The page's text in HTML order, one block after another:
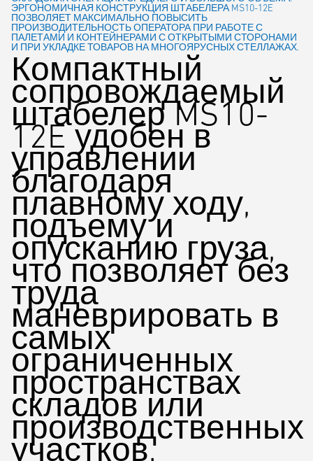
ЭРГОНОМИЧНАЯ КОНСТРУКЦИЯ ШТАБЕЛЕРА MS10-12E
ПОЗВОЛЯЕТ МАКСИМАЛЬНО ПОВЫСИТЬ
ПРОИЗВОДИТЕЛЬНОСТЬ ОПЕРАТОРА ПРИ РАБОТЕ С
ПАЛЕТАМИ И КОНТЕЙНЕРАМИ С ОТКРЫТЫМИ СТОРОНАМИ
И ПРИ УКЛАДКЕ ТОВАРОВ НА МНОГОЯРУСНЫХ СТЕЛЛАЖАХ.
Компактный
сопровождаемый
штабелер MS10-
12E удобен в
управлении
благодаря
плавному ходу,
подъему и
опусканию груза,
что позволяет без
труда
маневрировать в
самых
ограниченных
пространствах
складов или
производственных
участков.